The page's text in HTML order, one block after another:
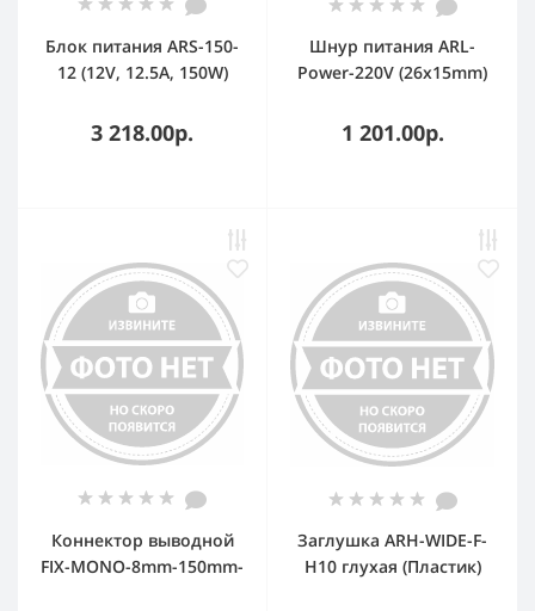
Блок питания ARS-150-
12 (12V, 12.5A, 150W)
3 218.00р.
Шнур питания ARL-
Power-220V (26x15mm)
1 201.00р.
Коннектор выводной
FIX-MONO-8mm-150mm-
Заглушка ARH-WIDE-F-
H10 глухая (Пластик)